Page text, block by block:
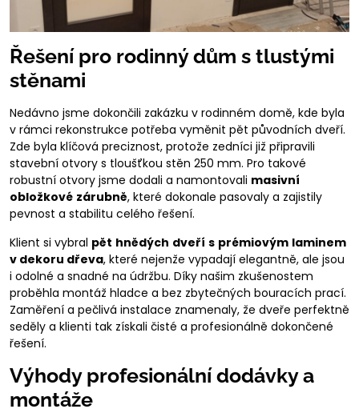
Řešení pro rodinný dům s tlustými
stěnami
Nedávno jsme dokončili zakázku v rodinném domě, kde byla
v rámci rekonstrukce potřeba vyměnit pět původních dveří.
Zde byla klíčová preciznost, protože zedníci již připravili
stavební otvory s tloušťkou stěn 250 mm. Pro takové
robustní otvory jsme dodali a namontovali masivní
obložkové zárubně, které dokonale pasovaly a zajistily
pevnost a stabilitu celého řešení.
Klient si vybral pět hnědých dveří s prémiovým laminem
v dekoru dřeva, které nejenže vypadají elegantně, ale jsou
i odolné a snadné na údržbu. Díky našim zkušenostem
proběhla montáž hladce a bez zbytečných bouracích prací.
Zaměření a pečlivá instalace znamenaly, že dveře perfektně
seděly a klienti tak získali čisté a profesionálně dokončené
řešení.
Výhody profesionální dodávky a
montáže